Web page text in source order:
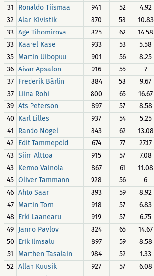
31
Ronaldo Tiismaa 941 52 4.92
32 Alan Kivistik 870 58 10.83
33 Age Tihomirova 825 62 14.58
33 Kaarel Kase 933 53 5.58
35 Martin Uibopuu 901 56 8.25
36 Aivar Apsalon 916 55 7
37
Frederik Bärlin 884 58 9.67
37
Liina Rohi 800 65 16.67
39 Ats Peterson 897 57 8.58
40 Karl Lilles 937 54 5.25
41
Rando Nõgel 843 62 13.08
42 Edit Tammepõld 674 77 27.17
43 Siim Alttoa 915 57 7.08
43 Kermo Vainola 867 61 11.08
45 Oliver Tammann 928 56 6
46 Ahto Saar 893 59 8.92
47
Martin Torn 918 57 6.83
48 Erki Laanearu 919 57 6.75
49 Janno Pavlov 824 65 14.67
50 Erik Ilmsalu 897 59 8.58
51
Marthen Tasalain 984 52 1.33
52 Allan Kuusik 927 57 6.08